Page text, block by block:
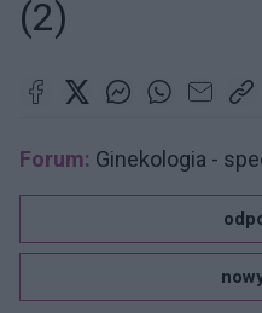
(2)
Forum: Ginekologia -